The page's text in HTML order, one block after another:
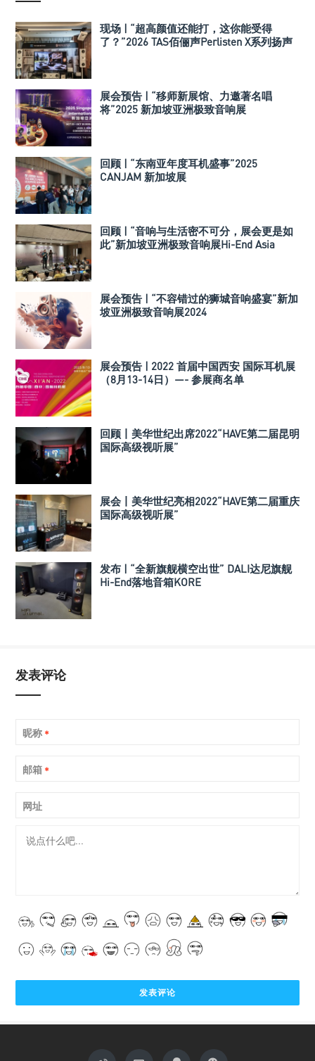
现场 | “超高颜值还能打，这你能受得
了？”2026 TAS佰俪声Perlisten X系列扬声
展会预告 | “移师新展馆、力邀著名唱
将”2025 新加坡亚洲极致音响展
回顾 | “东南亚年度耳机盛事”2025
CANJAM 新加坡展
回顾 | “音响与生活密不可分，展会更是如
此”新加坡亚洲极致音响展Hi-End Asia
展会预告 | “不容错过的狮城音响盛宴”新加
坡亚洲极致音响展2024
展会预告 | 2022 首届中国西安 国际耳机展
（8月13-14日）—- 参展商名单
回顾丨美华世纪出席2022“HAVE第二届昆明
国际高级视听展”
展会丨美华世纪亮相2022“HAVE第二届重庆
国际高级视听展”
发布 | “全新旗舰横空出世” DALI达尼旗舰
Hi-End落地音箱KORE
发表评论
昵称 *
邮箱 *
网址